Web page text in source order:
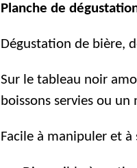
Planche de
Dégustation de bière,
Sur le tableau noir
boissons servies ou un
Facile à manipuler et à